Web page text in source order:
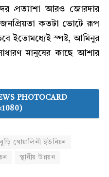
প্রত্যাশা আরও জোরদার
জনপ্রিয়তা কতটা ভোটে রূপ
ইতোমধ্যেই স্পষ্ট, আমিনুর
মানুষের কাছে আশার
PHOTOCARD
বুড়ি গোয়ালিনী ইউনিয়ন
স্থানীয় উন্নয়ন